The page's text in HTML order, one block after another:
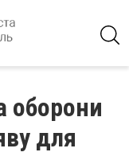
оборони
для